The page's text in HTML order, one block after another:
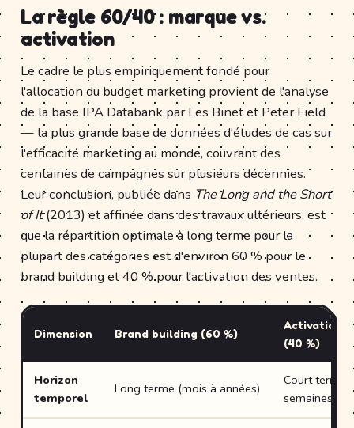
La règle 60/40 : marque vs.
activation
Le cadre le plus empiriquement fondé pour
l'allocation du budget marketing provient de l'analyse
de la base IPA Databank par Les Binet et Peter Field
— la plus grande base de données d'études de cas sur
l'efficacité marketing au monde, couvrant des
centaines de campagnes sur plusieurs décennies.
Leur conclusion, publiée dans The Long and the Short
of It(2013) et affinée dans des travaux ultérieurs, est
que la répartition optimale à long terme pour la
plupart des catégories est d'environ 60 % pour le
brand building et 40 % pour l'activation des ventes.
Dimension Brand building (60 %)
Activation
(40 %)
Horizon
temporel
Long terme (mois à années)
Court terme
semaines)